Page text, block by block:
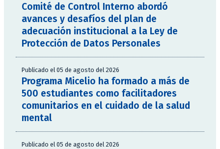
Comité de Control Interno abordó
avances y desafíos del plan de
adecuación institucional a la Ley de
Protección de Datos Personales
Publicado el 05 de agosto del 2026
Programa Micelio ha formado a más de
500 estudiantes como facilitadores
comunitarios en el cuidado de la salud
mental
Publicado el 05 de agosto del 2026